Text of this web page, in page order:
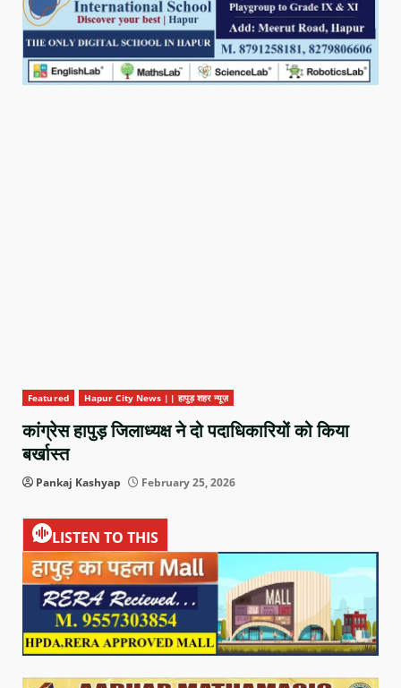
Featured Hapur City News || हापुड़ शहर न्यूज़
कांग्रेस हापुड़ जिलाध्यक्ष ने दो पदाधिकारियों को किया
बर्खास्त
Pankaj Kashyap February 25, 2026
LISTEN TO THIS